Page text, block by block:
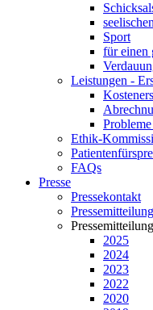
Sport
für einen
Leistungen -
Ethik-
FAQs
Presse
Pressekontakt
2025
2024
2023
2022
2020